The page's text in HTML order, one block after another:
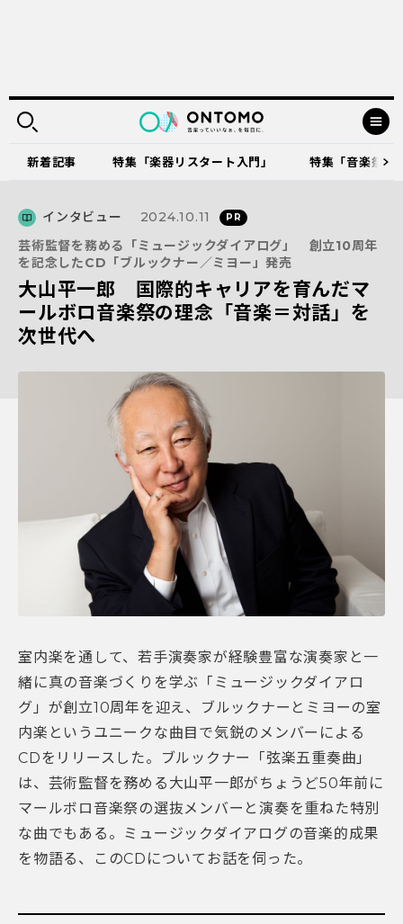
新着記事 特集「楽器リスタート入門」 特集「音楽祭
インタビュー
2024.10.11
芸術監督を務める「ミュージックダイアログ」 創立10周年
を記念したCD「ブルックナー／ミヨー」発売
大山平一郎 国際的キャリアを育んだマ
ールボロ音楽祭の理念「音楽＝対話」を
次世代へ
室内楽を通して、若手演奏家が経験豊富な演奏家と一
緒に真の音楽づくりを学ぶ「ミュージックダイアロ
グ」が創立10周年を迎え、ブルックナーとミヨーの室
内楽というユニークな曲目で気鋭のメンバーによる
CDをリリースした。ブルックナー「弦楽五重奏曲」
は、芸術監督を務める大山平一郎がちょうど50年前に
マールボロ音楽祭の選抜メンバーと演奏を重ねた特別
な曲でもある。ミュージックダイアログの音楽的成果
を物語る、このCDについてお話を伺った。